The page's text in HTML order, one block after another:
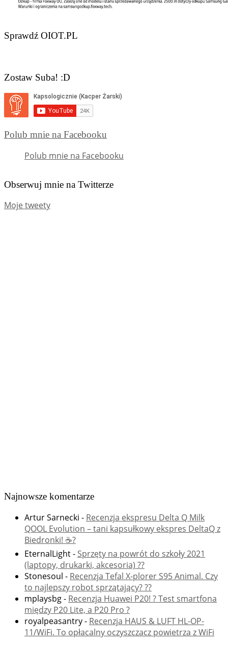
Sprawdź OIOT.PL
Zostaw Suba! :D
Polub mnie na Facebooku
Polub mnie na Facebooku
Obserwuj mnie na Twitterze
Moje tweety
Najnowsze komentarze
Artur Sarnecki - Recenzja ekspresu Delta Q Milk
QOOL Evolution – tani kapsułkowy ekspres DeltaQ z
Biedronki! ☕️?
EternalLight- Sprzęty na powrót do szkoły 2021
(laptopy, drukarki, akcesoria) ??
Stonesoul - Recenzja Tefal X-plorer S95 Animal. Czy
to najlepszy robot sprzątający? ??
mplaysbg- Recenzja Huawei P20! ? Test smartfona
między P20 Lite, a P20 Pro ?
royalpeasantry- Recenzja HAUS & LUFT HL-OP-
11/WiFi. To opłacalny oczyszczacz powietrza z WiFi